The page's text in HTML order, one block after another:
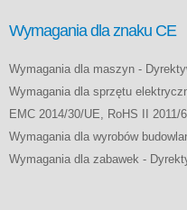
Wymagania dla znaku CE
Wymagania dla maszyn -
Wymagania dla sprzętu
EMC 2014/30/UE, RoHS II 2011/
Wymagania dla wyrobów
Wymagania dla zabawek -